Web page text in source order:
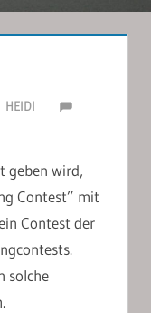
HEIDI
geben wird,
Contest” mit
Contest der
solche